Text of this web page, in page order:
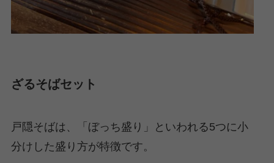
ざるそばセット
戸隠そばは、「ぼっち盛り」といわれる5つに小
分けした盛り方が特徴です。